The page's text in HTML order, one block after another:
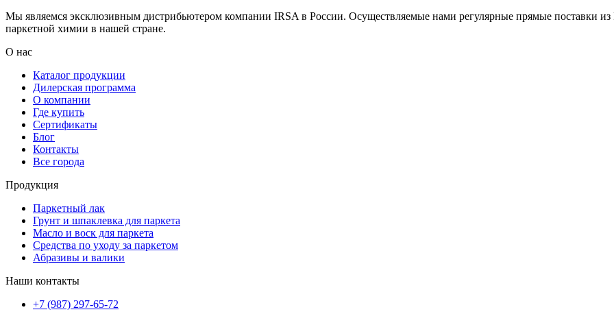
Мы являемся эксклюзивным дистрибьютером компании IRSA в России. Осуществляемые нами регулярные прямые поставки из
паркетной химии в нашей стране.
О нас
Каталог продукции
Дилерская программа
О компании
Где купить
Сертификаты
Блог
Контакты
Все города
Продукция
Паркетный лак
Грунт и шпаклевка для паркета
Масло и воск для паркета
Средства по уходу за паркетом
Абразивы и валики
Наши контакты
+7 (987) 297-65-72